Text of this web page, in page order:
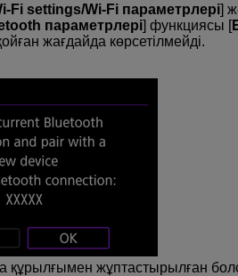
Fi settings/Wi-Fi параметрлері]
параметрлері] функциясы [
жағдайда көрсетілмейді.
құрылғымен жұптастырылған